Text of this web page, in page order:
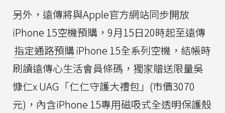
另外，遠傳將與Apple官方網站同步開放
iPhone 15空機預購，9月15日20時起至遠傳
指定通路預購iPhone 15全系列空機，結帳時
刷讀遠傳心生活會員條碼，獨家贈送限量吳
慷仁x UAG「仁仁守護大禮包」(市價3070
元)，內含iPhone 15專用磁吸式全透明保護殼